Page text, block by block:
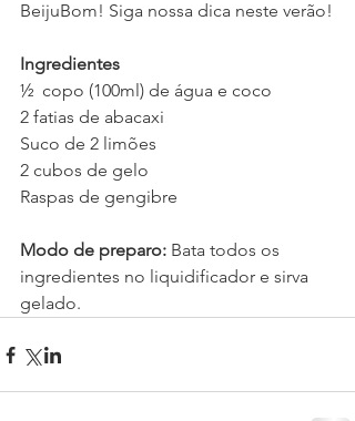
BeijuBom! Siga nossa dica neste verão!
Ingredientes
½  copo (100ml) de água e coco
2 fatias de abacaxi
Suco de 2 limões
2 cubos de gelo
Raspas de gengibre
Modo de preparo: Bata todos os
ingredientes no liquidificador e sirva
gelado.